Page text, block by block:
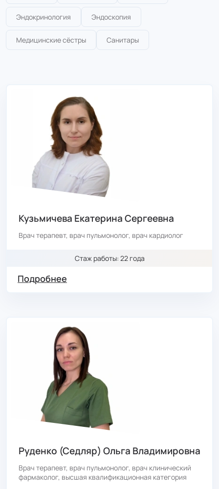
Эндокринология Эндоскопия
Медицинские сёстры Санитары
Кузьмичева Екатерина Сергеевна
Врач терапевт, врач пульмонолог, врач кардиолог
Стаж работы: 22 года
Подробнее
Руденко (Седляр) Ольга Владимировна
Врач терапевт, врач пульмонолог, врач клинический
фармаколог, высшая квалификационная категория